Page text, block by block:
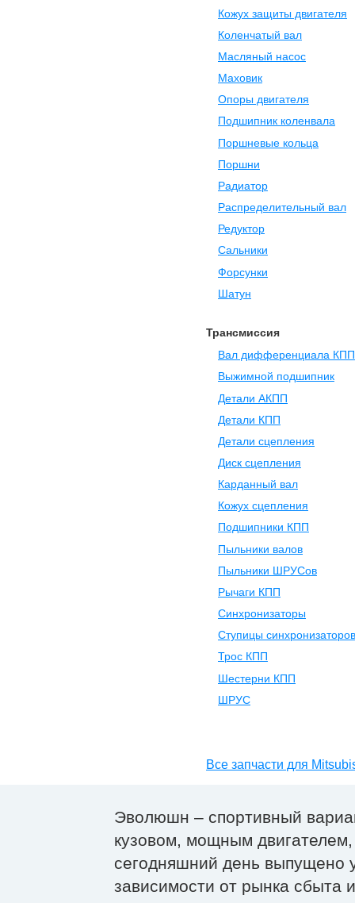
Кожух защиты двигателя
Коленчатый вал
Масляный насос
Маховик
Опоры двигателя
Подшипник коленвала
Поршневые кольца
Поршни
Радиатор
Распределительный вал
Редуктор
Сальники
Форсунки
Шатун
Трансмиссия
Вал дифференциала КПП
Выжимной подшипник
Детали АКПП
Детали КПП
Детали сцепления
Диск сцепления
Карданный вал
Кожух сцепления
Подшипники КПП
Пыльники валов
Пыльники ШРУСов
Рычаги КПП
Синхронизаторы
Ступицы синхронизаторов
Трос КПП
Шестерни КПП
ШРУС
Все запчасти для
Эволюшн – спортивный
кузовом, мощным
сегодняшний день выпущено
зависимости от рынка